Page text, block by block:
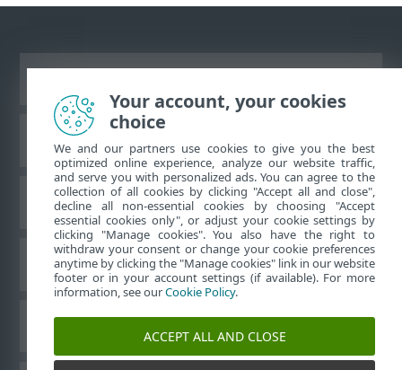
Base de conhecimento da ESET
Fórum ESET
Suporte regional
Your account, your cookies
choice
We and our partners use cookies to give you the best
optimized online experience, analyze our website traffic,
and serve you with personalized ads. You can agree to the
collection of all cookies by clicking "Accept all and close",
decline all non-essential cookies by choosing "Accept
essential cookies only", or adjust your cookie settings by
clicking "Manage cookies". You also have the right to
withdraw your consent or change your cookie preferences
anytime by clicking the "Manage cookies" link in our website
footer or in your account settings (if available). For more
information, see ourCookie Policy.
ACCEPT ALL AND CLOSE